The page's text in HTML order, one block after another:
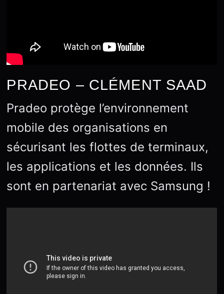
PRADEO – CLÉMENT SAAD
Pradeo protège l’environnement
mobile des organisations en
sécurisant les flottes de terminaux,
les applications et les données. Ils
sont en partenariat avec Samsung !